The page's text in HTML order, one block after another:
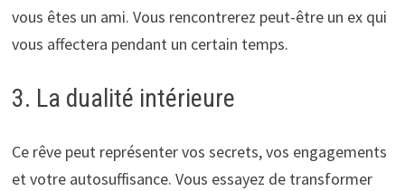
vous êtes un ami. Vous rencontrerez peut-être un ex qui
vous affectera pendant un certain temps.
3. La dualité intérieure
Ce rêve peut représenter vos secrets, vos engagements
et votre autosuffisance. Vous essayez de transformer